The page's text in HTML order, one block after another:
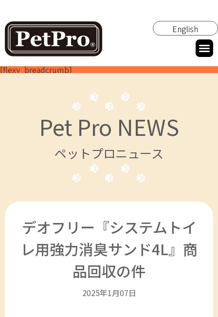
English
[flexy_breadcrumb]
Pet Pro NEWS
ペットプロニュース
デオフリー『システムトイ
レ用強力消臭サンド4L』商
品回収の件
2025年1月07日